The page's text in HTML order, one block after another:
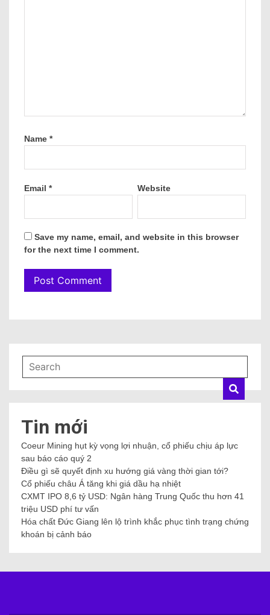
Name *
Email * Website
Save my name, email, and website in this browser
for the next time I comment.
Tin mới
Coeur Mining hụt kỳ vọng lợi nhuận, cổ phiếu chịu áp lực
sau báo cáo quý 2
Điều gì sẽ quyết định xu hướng giá vàng thời gian tới?
Cổ phiếu châu Á tăng khi giá dầu hạ nhiệt
CXMT IPO 8,6 tỷ USD: Ngân hàng Trung Quốc thu hơn 41
triệu USD phí tư vấn
Hóa chất Đức Giang lên lộ trình khắc phục tình trạng chứng
khoán bị cảnh báo